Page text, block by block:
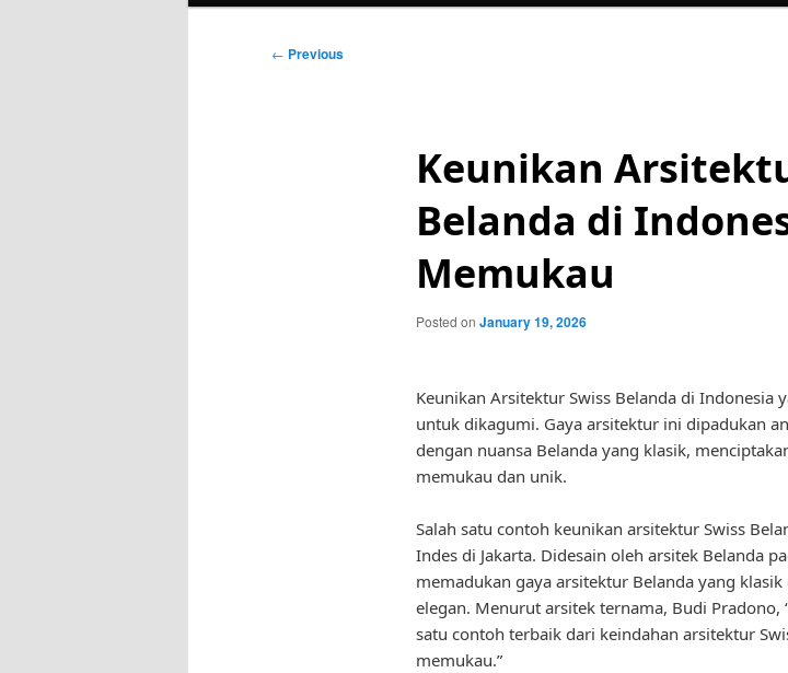
Post
← Previous
Keunikan
Belanda di
Memukau
Posted on January 19, 2026
Keunikan Arsitektur Swiss Belanda di Indonesia
untuk dikagumi. Gaya arsitektur ini dipadukan
dengan nuansa Belanda yang klasik,
memukau dan unik.
Salah satu contoh keunikan arsitektur Swiss
Indes di Jakarta. Didesain oleh arsitek Belanda
memadukan gaya arsitektur Belanda yang
elegan. Menurut arsitek ternama, Budi Pradono,
satu contoh terbaik dari keindahan arsitektur
memukau.”